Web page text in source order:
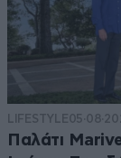
LIFESTYLE
Παλάτι